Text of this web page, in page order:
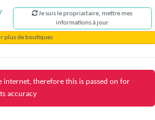
Je suis le propriaitaire, mettre mes
informations à jour
plus de boutiques
therefore this is passed on for
accuracy